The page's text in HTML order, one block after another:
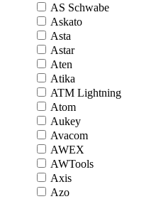
AS Schwabe
Askato
Asta
Astar
Aten
Atika
ATM Lightning
Atom
Aukey
Avacom
AWEX
AWTools
Axis
Azo